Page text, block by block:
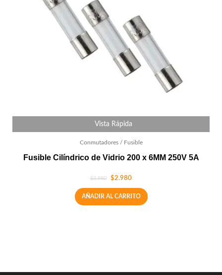
Vista Rápida
Conmutadores / Fusible
Fusible Cilíndrico de Vidrio 200 x 6MM 250V 5A
$3.980 $2.980
AÑADIR AL CARRITO